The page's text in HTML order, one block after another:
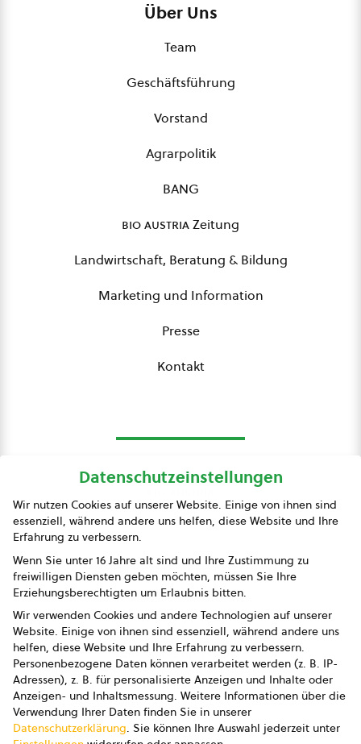
Über Uns
Team
Geschäftsführung
Vorstand
Agrarpolitik
BANG
bio austriaZeitung
Landwirtschaft, Beratung & Bildung
Marketing und Information
Presse
Kontakt
Presse
Impressum
Datenschutz
AGB
AGB Marketing GmbH
AGB Bildung
Newsletter
Datenschutzeinstellungen
Wir nutzen Cookies auf unserer Website. Einige von ihnen sind
essenziell, während andere uns helfen, diese Website und Ihre
Erfahrung zu verbessern.
Wenn Sie unter 16 Jahre alt sind und Ihre Zustimmung zu
freiwilligen Diensten geben möchten, müssen Sie Ihre
Erziehungsberechtigten um Erlaubnis bitten.
Wir verwenden Cookies und andere Technologien auf unserer
Website. Einige von ihnen sind essenziell, während andere uns
helfen, diese Website und Ihre Erfahrung zu verbessern.
Personenbezogene Daten können verarbeitet werden (z. B. IP-
Adressen), z. B. für personalisierte Anzeigen und Inhalte oder
Anzeigen- und Inhaltsmessung. Weitere Informationen über die
Verwendung Ihrer Daten finden Sie in unserer
Datenschutzerklärung. Sie können Ihre Auswahl jederzeit unter